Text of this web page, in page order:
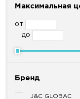
Максимальная
от
до
Бренд
J&C GLOBAC